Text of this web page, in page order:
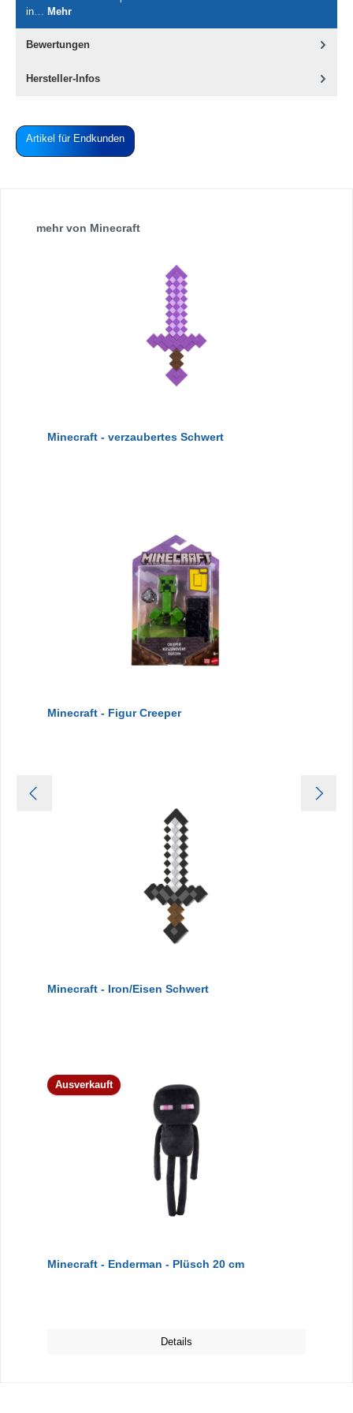
in…
Mehr
Bewertungen
Hersteller-Infos
Artikel für Endkunden
Produktgalerie überspringen
mehr von Minecraft
Minecraft - verzaubertes Schwert
Minecraft - Figur Creeper
Minecraft - Iron/Eisen Schwert
Ausverkauft
Minecraft - Enderman - Plüsch 20 cm
Details